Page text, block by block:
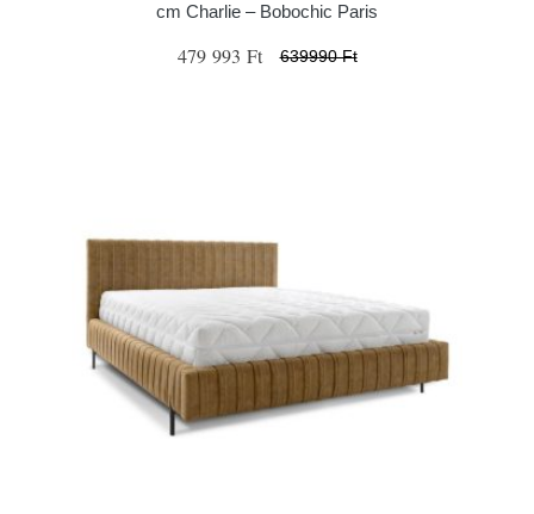
cm Charlie – Bobochic Paris
479 993 Ft 639990 Ft